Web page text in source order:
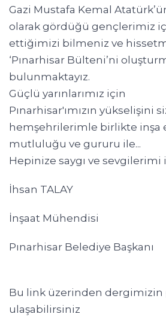
Gazi Mustafa Kemal
olarak gördüğü gençlerimiz
ettiğimizi bilmeniz ve
‘Pınarhisar Bülteni’ni
bulunmaktayız.
Güçlü yarınlarımız için
Pınarhisar'ımızın yükselişini
hemşehrilerimle birlikte inşa
mutluluğu ve gururu ile...
Hepinize saygı ve sevgilerimi
İhsan TALAY
İnşaat Mühendisi
Pınarhisar Belediye Başkanı
Bu link üzerinden dergimizin
ulaşabilirsiniz